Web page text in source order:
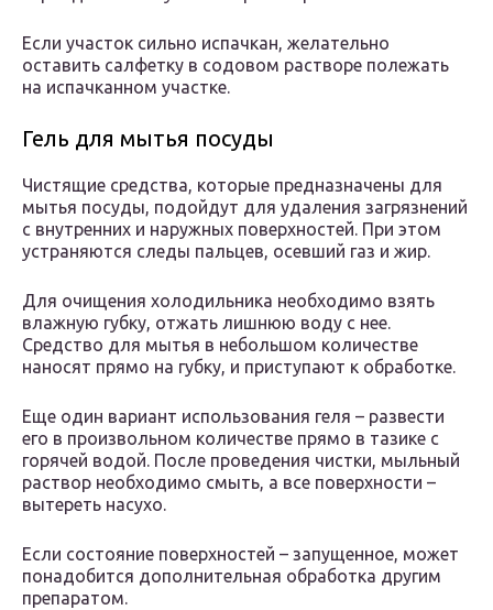
Если участок сильно испачкан, желательно
оставить салфетку в содовом растворе полежать
на испачканном участке.
Гель для мытья посуды
Чистящие средства, которые предназначены для
мытья посуды, подойдут для удаления загрязнений
с внутренних и наружных поверхностей. При этом
устраняются следы пальцев, осевший газ и жир.
Для очищения холодильника необходимо взять
влажную губку, отжать лишнюю воду с нее.
Средство для мытья в небольшом количестве
наносят прямо на губку, и приступают к обработке.
Еще один вариант использования геля – развести
его в произвольном количестве прямо в тазике с
горячей водой. После проведения чистки, мыльный
раствор необходимо смыть, а все поверхности –
вытереть насухо.
Если состояние поверхностей – запущенное, может
понадобится дополнительная обработка другим
препаратом.